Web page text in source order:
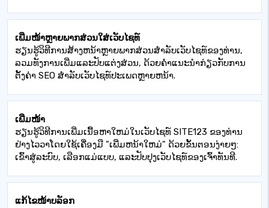
ເພີ່ມໜ້າຫຼາຍພາກສ່ວນໃສ່ເວັບໄຊທ໌
ຮຽນຮູ້ວິທີການສ້າງຫນ້າຫຼາຍພາກສ່ວນສໍາລັບເວັບໄຊທ໌ຂອງທ່ານ,
ລວມທັງການເພີ່ມແລະປັບແຕ່ງສ່ວນ, ດ້ວຍຄໍາແນະນໍາກ່ຽວກັບການ
ຕັ້ງຄ່າ SEO ສໍາລັບເວັບໄຊທ໌ປະເພດຫຼາຍຫນ້າ.
ເພີ່ມໜ້າ
ຮຽນຮູ້ວິທີການເພີ່ມເນື້ອຫາໃຫມ່ໃນເວັບໄຊທ໌ SITE123 ຂອງທ່ານ
ຢ່າງໄວວາໂດຍໃຊ້ເຄື່ອງມື "ເພີ່ມຫນ້າໃຫມ່" ດ້ວຍຂັ້ນຕອນງ່າຍໆ:
ເຂົ້າສູ່ລະບົບ, ເລືອກແມ່ແບບ, ແລະປັບປຸງເວັບໄຊທ໌ຂອງເຈົ້າທັນທີ.
ແກ້ໄຂໜ້າບລັອກ